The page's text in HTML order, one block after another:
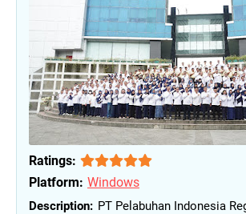
Ratings:
Platform: Windows
PT Pelabuhan Indonesia